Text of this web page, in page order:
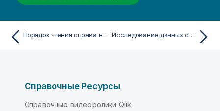
е
е
Порядок чтения справа налево в Qlik Sense Исследование данных с помощью визуализаций
Справочные Ресурсы
Справочные видеоролики Qlik